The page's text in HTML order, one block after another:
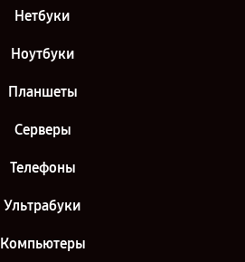
Нетбуки
Ноутбуки
Планшеты
Серверы
Телефоны
Ультрабуки
Компьютеры